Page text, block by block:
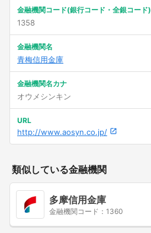
金融機関コード(銀行コード・全銀コード)
1358
金融機関名
青梅信用金庫
金融機関名カナ
オウメシンキン
URL
http://www.aosyn.co.jp/
類似している金融機関
多摩信用金庫
金融機関コード：1360